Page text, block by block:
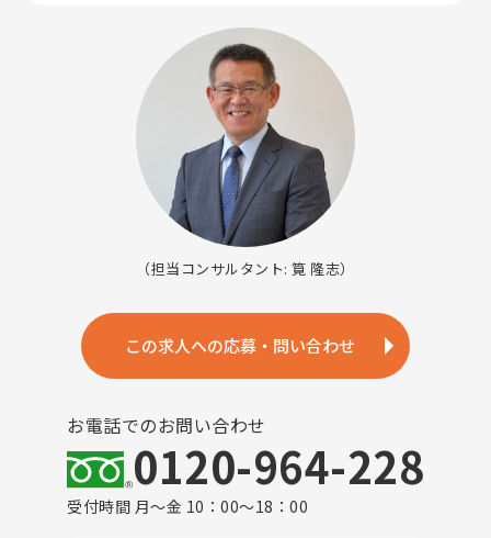
（担当コンサルタント: 筧 隆志）
この求人への応募・問い合わせ
お電話でのお問い合わせ
0120-964-228
受付時間 月～金 10：00～18：00